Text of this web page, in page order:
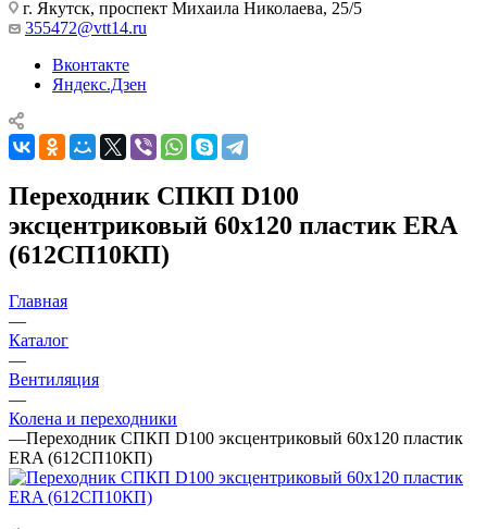
г. Якутск, проспект Михаила Николаева, 25/5
355472@vtt14.ru
Вконтакте
Яндекс.Дзен
Переходник СПКП D100
эксцентриковый 60х120 пластик ERA
(612СП10КП)
Главная
—
Каталог
—
Вентиляция
—
Колена и переходники
—Переходник СПКП D100 эксцентриковый 60х120 пластик
ERA (612СП10КП)